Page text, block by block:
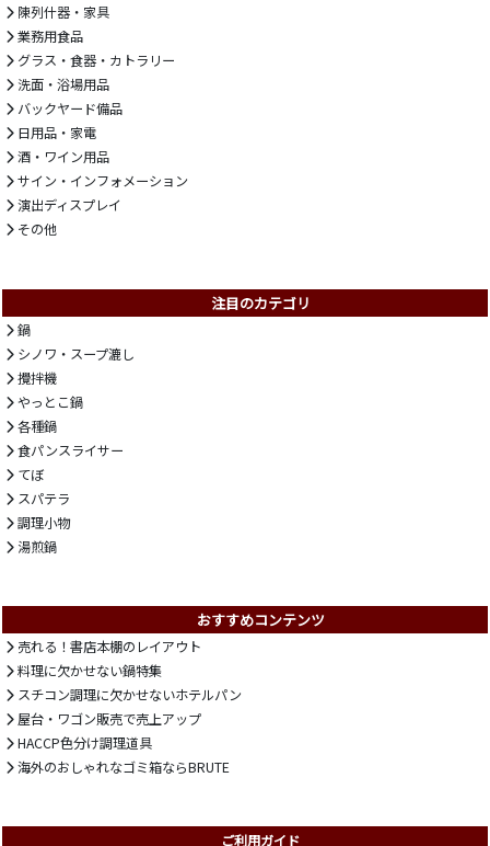
陳列什器・家具
業務用食品
グラス・食器・カトラリー
洗面・浴場用品
バックヤード備品
日用品・家電
酒・ワイン用品
サイン・インフォメーション
演出ディスプレイ
その他
注目のカテゴリ
鍋
シノワ・スープ漉し
攪拌機
やっとこ鍋
各種鍋
食パンスライサー
てぼ
スパテラ
調理小物
湯煎鍋
おすすめコンテンツ
売れる！書店本棚のレイアウト
料理に欠かせない鍋特集
スチコン調理に欠かせないホテルパン
屋台・ワゴン販売で売上アップ
HACCP色分け調理道具
海外のおしゃれなゴミ箱ならBRUTE
ご利用ガイド